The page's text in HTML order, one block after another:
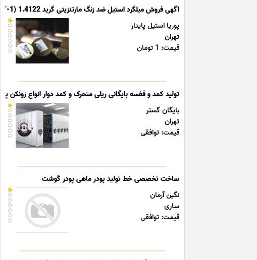
آگهی فروش میلگرد استیل ضد زنگ مارتنزیتی گرید 1.4122 (X39CrMo17-1)
پوریا استیل پایدار
تهران
قیمت: 1 تومان
تولید کمد و قفسه بایگانی ریلی متحرک و کمد دوار انواع زونکن
بایگان گستر
تهران
قیمت: توافقی
ساخت تخصصی خط تولید پودر ماهی پودر گوشت
نگین آرمان
ساری
قیمت: توافقی